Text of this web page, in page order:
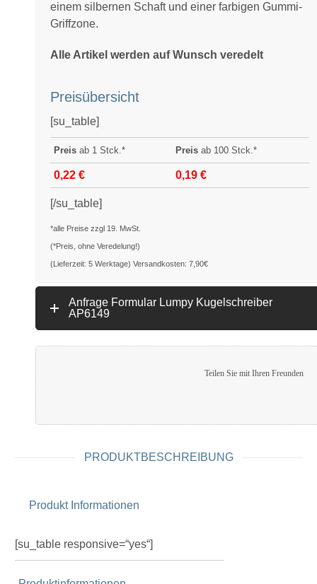
einem silbernen Schaft und einer farbigen Gummi-
Griffzone.
Alle Artikel werden auf Wunsch veredelt
Preisübersicht
[su_table]
Preis ab 1 Stck.* Preis ab 100 Stck.*
0,22 € 0,19 €
[/su_table]
*alle Preise zzgl 19. MwSt.
(*Preis, ohne Veredelung!)
(Lieferzeit: 5 Werktage) Versandkosten: 7,90€
Anfrage Formular Lumpy Kugelschreiber
AP6149
Teilen Sie mit Ihren Freunden
PRODUKTBESCHREIBUNG
Produkt Informationen
[su_table responsive=“yes“]